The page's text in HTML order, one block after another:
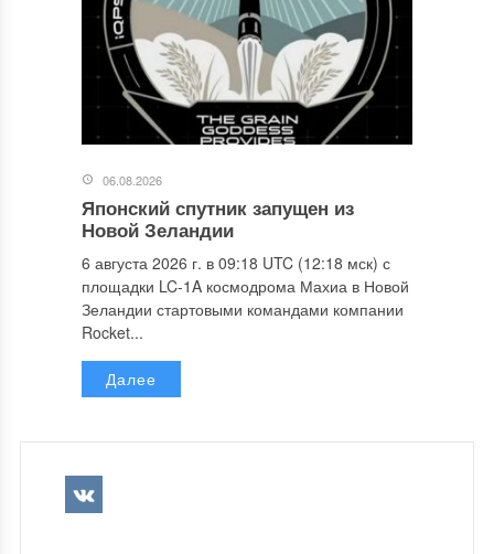
06.08.2026
Японский спутник запущен из
Новой Зеландии
6 августа 2026 г. в 09:18 UTC (12:18 мск) с
площадки LC-1A космодрома Махиа в Новой
Зеландии стартовыми командами компании
Rocket...
Далее